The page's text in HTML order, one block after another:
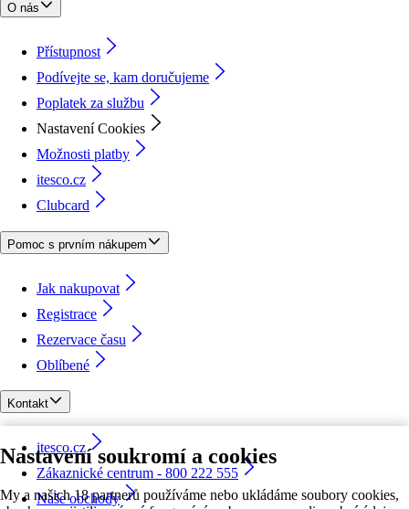
Nastavení soukromí a cookies
My a našich 18 partnerů používáme nebo ukládáme soubory cookies,
O nás
Přístupnost
Podívejte se, kam doručujeme
Poplatek za službu
Nastavení Cookies
Možnosti platby
itesco.cz
Clubcard
Pomoc s prvním nákupem
Jak nakupovat
Registrace
Rezervace času
Oblíbené
Kontakt
itesco.cz
Zákaznické centrum - 800 222 555
Naše obchody